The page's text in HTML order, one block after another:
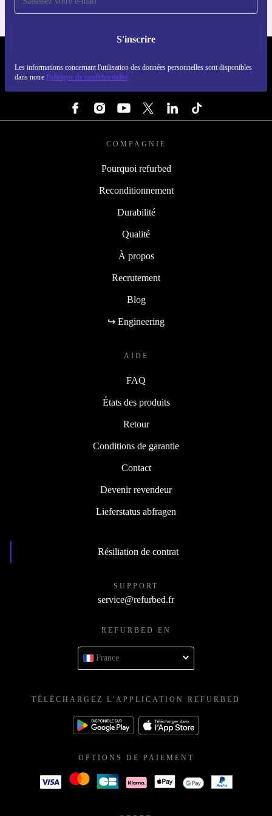
S'inscrire
Les informations concernant l'utilisation des données personnelles sont disponibles
dans notre Politique de confidentialité
COMPAGNIE
Pourquoi refurbed
Reconditionnement
Durabilité
Qualité
À propos
Recrutement
Blog
↪ Engineering
AIDE
FAQ
États des produits
Retour
Conditions de garantie
Contact
Devenir revendeur
Lieferstatus abfragen
Résiliation de contrat
SUPPORT
service@refurbed.fr
REFURBED EN
France
TÉLÉCHARGEZ L'APPLICATION REFURBED
OPTIONS DE PAIEMENT